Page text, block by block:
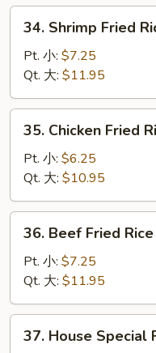
叉
Shrimp
Fried
Rice
虾
炒
34. Shrimp Fried
Pt. 小: $7.25
Qt. 大: $11.95
Chicken
Fried
Rice
鸡
炒
35. Chicken Fried
Pt. 小: $6.25
Qt. 大: $10.95
Beef
Fried
Rice
牛
炒
36. Beef Fried
Pt. 小: $7.25
Qt. 大: $11.95
House
37. House Special